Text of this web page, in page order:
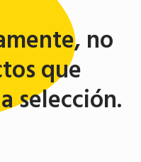
no
que
selección.